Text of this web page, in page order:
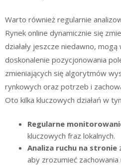
Warto również regularnie
Rynek online dynamicznie się
działały jeszcze niedawno, mogą
doskonalenie pozycjonowania
zmieniających się algorytmów
rynkowych oraz potrzeb i
Oto kilka kluczowych działań w
Regularne
kluczowych fraz lokalnych.
Analiza ruchu na stronie
aby zrozumieć